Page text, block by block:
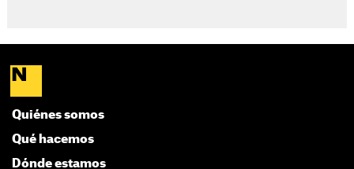
Quiénes somos
Qué hacemos
Dónde estamos